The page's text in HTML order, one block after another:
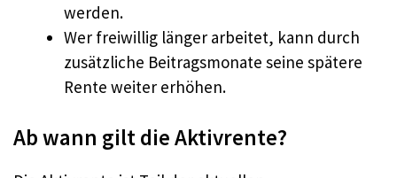
werden.
Wer freiwillig länger arbeitet, kann durch
zusätzliche Beitragsmonate seine spätere
Rente weiter erhöhen.
Ab wann gilt die Aktivrente?